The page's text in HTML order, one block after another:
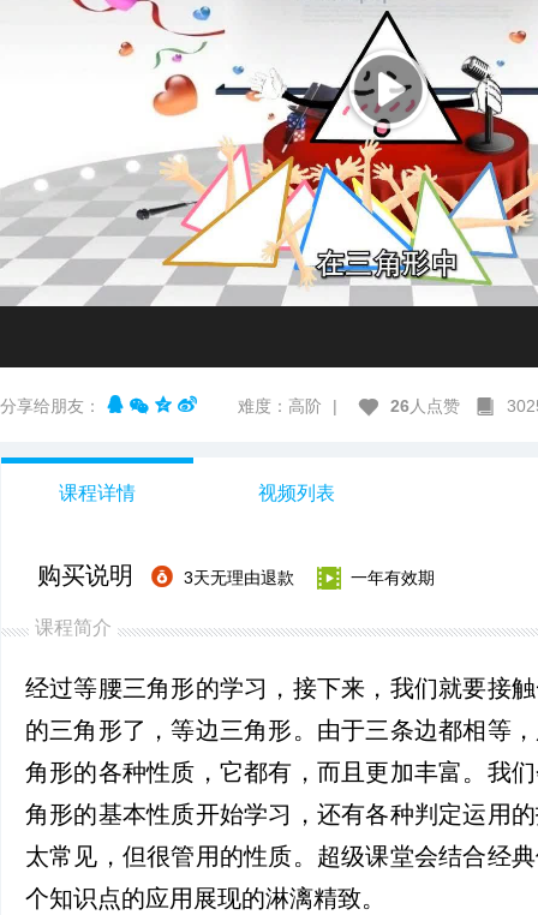
分享给朋友： 难度：高阶 | 26人点赞
课程详情 视频列表
购买说明 3天无理由退款 一年有效期
课程简介
经过等腰三角形的学习，接下来，我们就要接
的三角形了，等边三角形。由于三条边都相等
角形的各种性质，它都有，而且更加丰富。我
角形的基本性质开始学习，还有各种判定运用
太常见，但很管用的性质。超级课堂会结合经
个知识点的应用展现的淋漓精致。